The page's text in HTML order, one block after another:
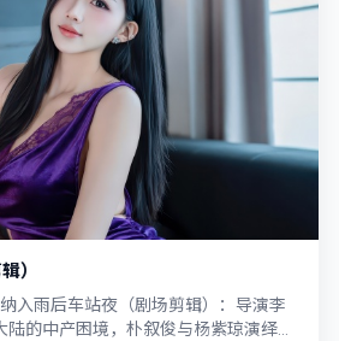
）
入雨后车站夜（剧场剪辑）：导演李
的中产困境，朴叙俊与杨紫琼演绎兄